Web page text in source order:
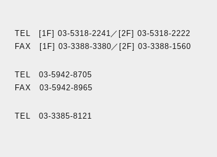
TEL [1F] 03-5318-2241／[2F] 03-5318-2222
FAX [1F] 03-3388-3380／[2F] 03-3388-1560
TEL 03-5942-8705
FAX 03-5942-8965
TEL 03-3385-8121